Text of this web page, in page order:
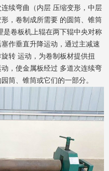
续弯曲（内层 压缩变形，中层
，卷制成所需要 的圆筒、锥筒
是卷板机上辊在两下辊中央对称
作垂直升降运动，通过主减速
转 运动，为卷制板材提供扭
，使金属板经过 多道次连续弯
筒、锥筒或它们的一部分。